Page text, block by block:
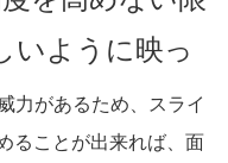
いように映っ
力があるため、スライ
ることが出来れば、面